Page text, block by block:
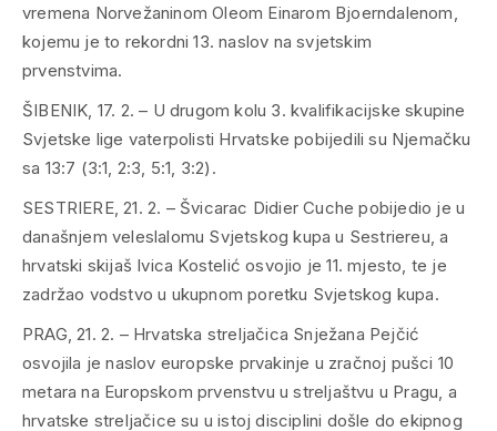
vremena Norvežaninom Oleom Einarom Bjoerndalenom,
kojemu je to rekordni 13. naslov na svjetskim
prvenstvima.
ŠIBENIK, 17. 2. – U drugom kolu 3. kvalifikacijske skupine
Svjetske lige vaterpolisti Hrvatske pobijedili su Njemačku
sa 13:7 (3:1, 2:3, 5:1, 3:2).
SESTRIERE, 21. 2. – Švicarac Didier Cuche pobijedio je u
današnjem veleslalomu Svjetskog kupa u Sestriereu, a
hrvatski skijaš Ivica Kostelić osvojio je 11. mjesto, te je
zadržao vodstvo u ukupnom poretku Svjetskog kupa.
PRAG, 21. 2. – Hrvatska streljačica Snježana Pejčić
osvojila je naslov europske prvakinje u zračnoj pušci 10
metara na Europskom prvenstvu u streljaštvu u Pragu, a
hrvatske streljačice su u istoj disciplini došle do ekipnog